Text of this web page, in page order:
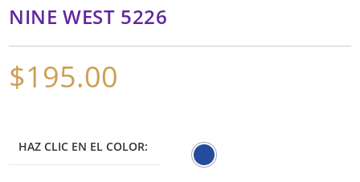
NINE WEST 5226
$195.00
HAZ CLIC EN EL COLOR: